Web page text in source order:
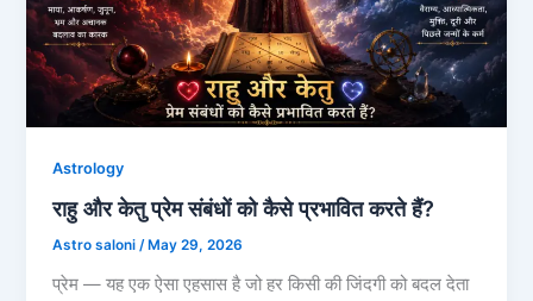
Astrology
राहु और केतु प्रेम संबंधों को कैसे प्रभावित करते हैं?
Astro saloni/ May 29, 2026
प्रेम — यह एक ऐसा एहसास है जो हर किसी की जिंदगी को बदल देता